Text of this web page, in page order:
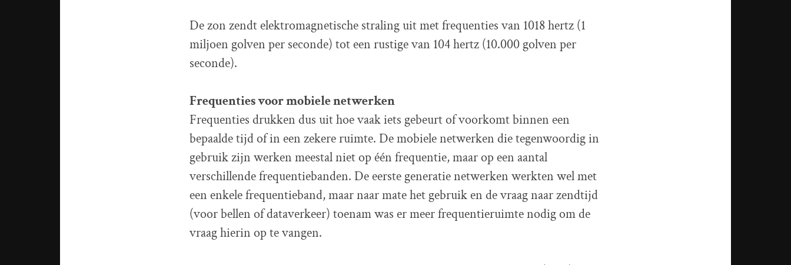
De zon zendt elektromagnetische straling uit met frequenties van 1018 hertz (1
miljoen golven per seconde) tot een rustige van 104 hertz (10.000 golven per
seconde).
Frequenties voor mobiele netwerken
Frequenties drukken dus uit hoe vaak iets gebeurt of voorkomt binnen een
bepaalde tijd of in een zekere ruimte. De mobiele netwerken die tegenwoordig in
gebruik zijn werken meestal niet op één frequentie, maar op een aantal
verschillende frequentiebanden. De eerste generatie netwerken werkten wel met
een enkele frequentieband, maar naar mate het gebruik en de vraag naar zendtijd
(voor bellen of dataverkeer) toenam was er meer frequentieruimte nodig om de
vraag hierin op te vangen.